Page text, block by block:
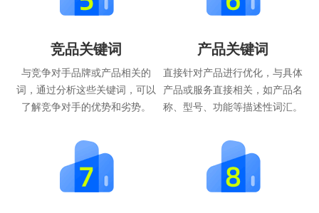
竞品关键词
与竞争对手品牌或产品相关的
词，通过分析这些关键词，可以
了解竞争对手的优势和劣势。
产品关键词
直接针对产品进行优化，与具体
产品或服务直接相关，如产品名
称、型号、功能等描述性词汇。